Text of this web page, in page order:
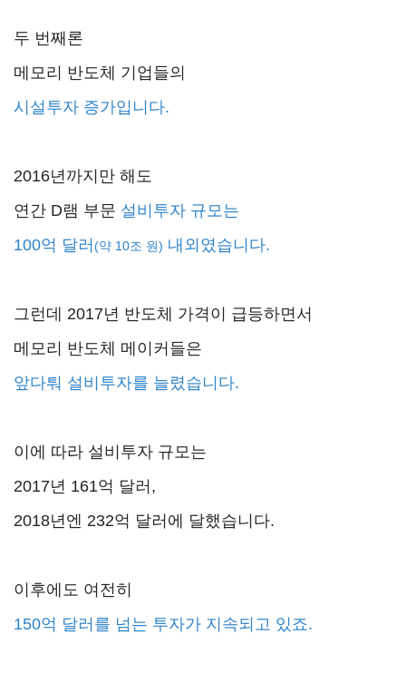
두 번째 론
메모리 반도체 기업들의
시설투자 증가입니다.
2016년까지만 해도
연간 D램 부문 설비투자 규모는
100억 달러 (약 10조 원) 내외 였습니다.
그런데 2017년 반도체 가격이 급등하면서
메모리 반도체 메이커들은
앞다퉈 설비투자를 늘렸습니다.
이에 따라 설비투자 규모는
2017년 161억 달러,
2018년엔 232억 달러에 달했습니다.
이후에도 여전히
150억 달러를 넘는 투자가 지속되고 있죠.